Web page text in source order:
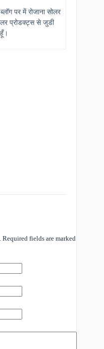
पर में रोजाना सोलर
प्रोडक्ट्स से जुडी
Required fields are marked